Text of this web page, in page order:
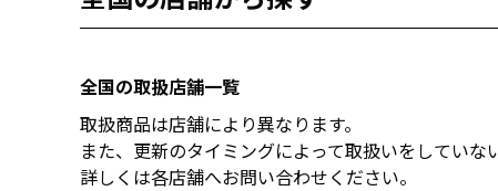
全国の取扱店舗一覧
取扱商品は店舗により異なります。
また、更新のタイミングによって取扱いをしていな
詳しくは各店舗へお問い合わせください。